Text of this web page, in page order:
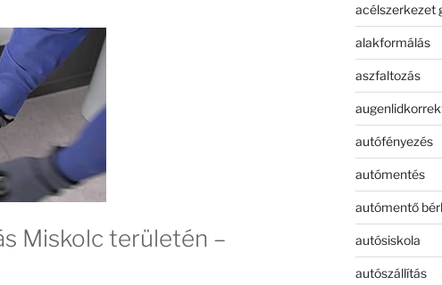
Miskolc területén –
acélszerkezet
alakformálás
aszfaltozás
autófényezés
autómentés
autómentő
autósiskola
autószállítás